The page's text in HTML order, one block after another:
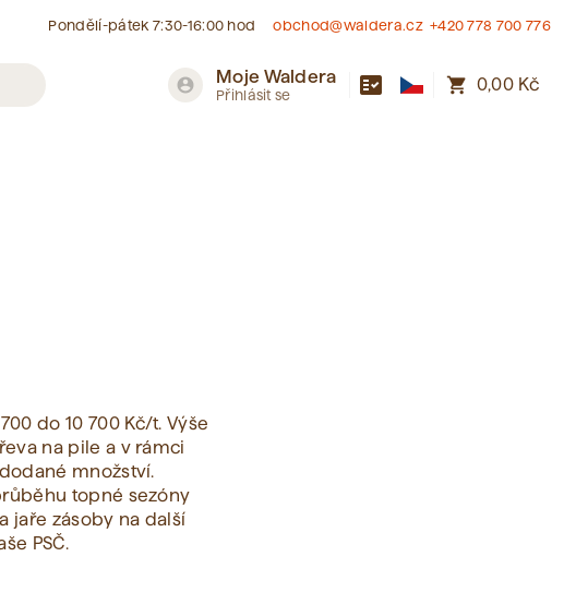
Pondělí-pátek 7:30-16:00 hod obchod@waldera.cz +420 778 700 776
account_circle Moje Waldera
Přihlásit se fact_check shopping_cart 0,00 Kč
do 10 700 Kč/t. Výše
na pile a v rámci
množství.
topné sezóny
jaře zásoby na další
PSČ.